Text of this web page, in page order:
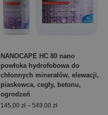
NANOCAPE HC 80 nano
powłoka hydrofobowa do
chłonnych minerałów, elewacji,
piaskowca, cegły, betonu,
ogrodzeń
145,00 zł – 549,00 zł